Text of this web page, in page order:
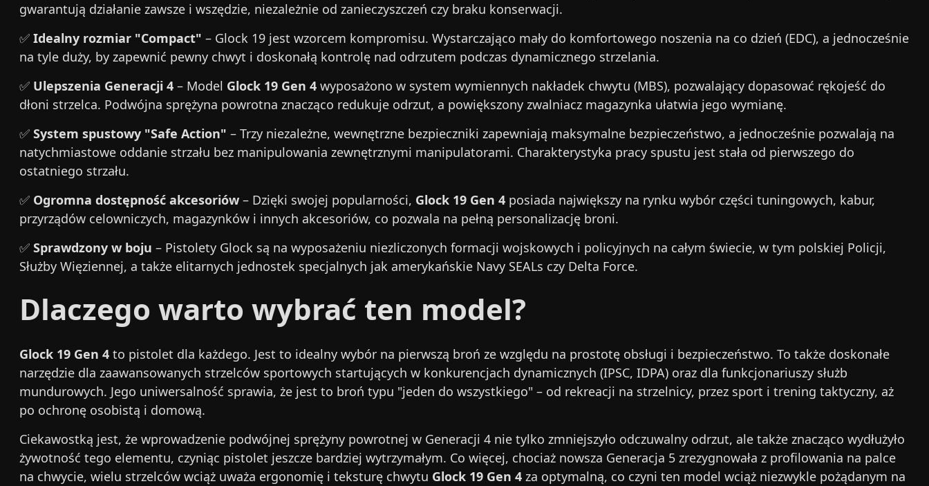
gwarantują działanie zawsze i wszędzie, niezależnie od zanieczyszczeń czy braku konserwacji.
✅ Idealny rozmiar "Compact" – Glock 19 jest wzorcem kompromisu. Wystarczająco mały do komfortowego noszenia na co dzień (EDC), a jednocześnie
na tyle duży, by zapewnić pewny chwyt i doskonałą kontrolę nad odrzutem podczas dynamicznego strzelania.
✅ Ulepszenia Generacji 4 – Model Glock 19 Gen 4 wyposażono w system wymiennych nakładek chwytu (MBS), pozwalający dopasować rękojeść do
dłoni strzelca. Podwójna sprężyna powrotna znacząco redukuje odrzut, a powiększony zwalniacz magazynka ułatwia jego wymianę.
✅ System spustowy "Safe Action" – Trzy niezależne, wewnętrzne bezpieczniki zapewniają maksymalne bezpieczeństwo, a jednocześnie pozwalają na
natychmiastowe oddanie strzału bez manipulowania zewnętrznymi manipulatorami. Charakterystyka pracy spustu jest stała od pierwszego do
ostatniego strzału.
✅ Ogromna dostępność akcesoriów – Dzięki swojej popularności, Glock 19 Gen 4 posiada największy na rynku wybór części tuningowych, kabur,
przyrządów celowniczych, magazynków i innych akcesoriów, co pozwala na pełną personalizację broni.
✅ Sprawdzony w boju – Pistolety Glock są na wyposażeniu niezliczonych formacji wojskowych i policyjnych na całym świecie, w tym polskiej Policji,
Służby Więziennej, a także elitarnych jednostek specjalnych jak amerykańskie Navy SEALs czy Delta Force.
Dlaczego warto wybrać ten model?
Glock 19 Gen 4 to pistolet dla każdego. Jest to idealny wybór na pierwszą broń ze względu na prostotę obsługi i bezpieczeństwo. To także doskonałe
narzędzie dla zaawansowanych strzelców sportowych startujących w konkurencjach dynamicznych (IPSC, IDPA) oraz dla funkcjonariuszy służb
mundurowych. Jego uniwersalność sprawia, że jest to broń typu "jeden do wszystkiego" – od rekreacji na strzelnicy, przez sport i trening taktyczny, aż
po ochronę osobistą i domową.
Ciekawostką jest, że wprowadzenie podwójnej sprężyny powrotnej w Generacji 4 nie tylko zmniejszyło odczuwalny odrzut, ale także znacząco wydłużyło
żywotność tego elementu, czyniąc pistolet jeszcze bardziej wytrzymałym. Co więcej, chociaż nowsza Generacja 5 zrezygnowała z profilowania na palce
na chwycie, wielu strzelców wciąż uważa ergonomię i teksturę chwytu Glock 19 Gen 4 za optymalną, co czyni ten model wciąż niezwykle pożądanym na